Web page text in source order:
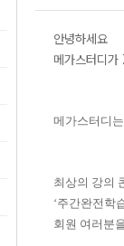
안녕하세요
메가스터디
메가스터디
최상의 강의
‘주간완전학
회원 여러분